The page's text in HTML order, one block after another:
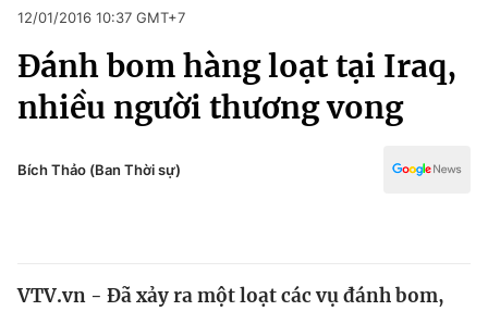
Chuyên mục
Chính trị
Pháp luật
Kinh tế
Thể thao
Truyền hình
Y tế
12/01/2016 10:37 GMT+7
Đánh bom hàng loạt tại Iraq,
nhiều người thương vong
Bích Thảo (Ban Thời sự)
VTV.vn - Đã xảy ra một loạt các vụ đánh bom,